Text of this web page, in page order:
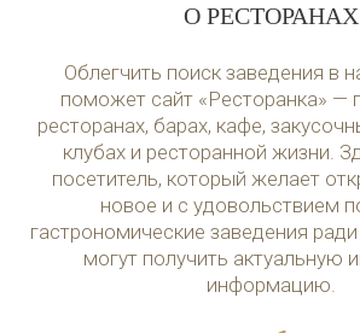
О РЕСТОРАНАХ
Облегчить поиск заведения в
поможет сайт «Ресторанка» —
ресторанах, барах, кафе,
клубах и ресторанной жизни.
посетитель, который желает
новое и с удовольствием
гастрономические заведения
могут получить актуальную
информацию.